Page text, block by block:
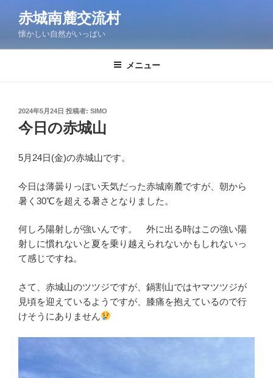
ン
赤城南麓交流村
懐かしい自然がいっぱい
メニュー
投
稿
日:
2024年5月24日 投稿者: SIMO
今日の赤城山
5月24日(金)の赤城山です。
今日は薄曇りっぽい天気だった赤城南麓ですが、朝から
暑く30℃を超える暑さとなりました。
何しろ陽射しが強いんです。 外に出る時はこの強い陽
射しに慣れないと夏を乗り越えられないかもしれないっ
て感じですね。
さて、赤城山のツツジですが、鍋割山ではヤマツツジが
見頃を迎えているようですが、膝痛を抱えているので行
けそうにありません